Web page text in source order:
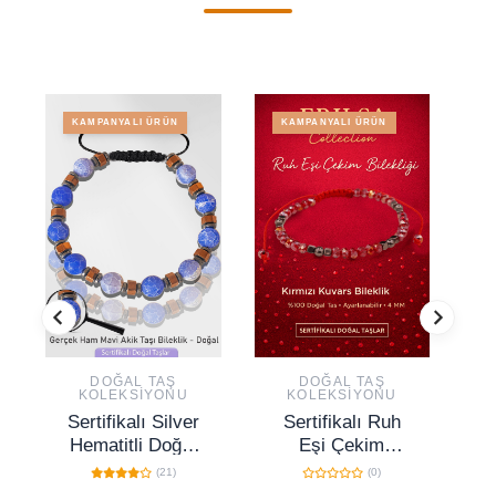
KAMPANYALI ÜRÜN
DOĞAL TAŞ
KOLEKSIYONU
Sertifikalı Silver
Hematitli Doğal
Mavi Akik Taşı
(21)
KAMPANYALI ÜRÜN
DOĞAL TAŞ
KOLEKSIYONU
Sertifikalı Ruh
Eşi Çekim
Enerjisi Bilekliği –
(0)